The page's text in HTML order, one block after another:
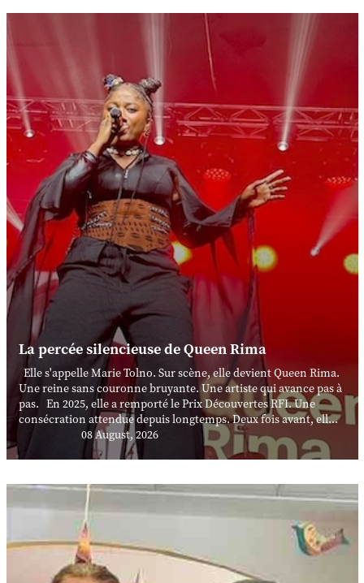
La percée silencieuse de Queen Rima
Elle s'appelle Marie Tolno. Sur scène, elle devient Queen Rima.
Une reine sans couronne bruyante. Une artiste qui avance pas à
pas. En 2025, elle a remporté le Prix Découvertes RFI. Une
consécration attendue depuis longtemps. Deux fois avant, ell...
08 August, 2026